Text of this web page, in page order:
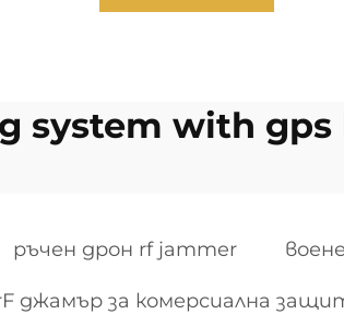
system with gps
ръчен дрон rf jammer
джамър за комерсиална